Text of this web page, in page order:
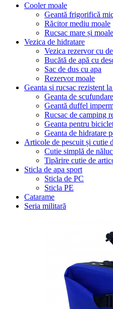
Cooler moale
Geantă frigorifică
Răcitor mediu moale
Rucsac mare și moale
Vezica de hidratare
Vezica rezervor cu
Bucătă de apă cu
Sac de dus cu apa
Rezervor moale
Geanta si rucsac rezistent la
Geanta de
Geantă duffel
Rucsac de camping
Geanta pentru
Geanta de hidratare
Articole de pescuit și cutie
Cutie simplă de
Tipărire cutie de
Sticla de apa sport
Sticla de PC
Sticla PE
Catarame
Seria militară